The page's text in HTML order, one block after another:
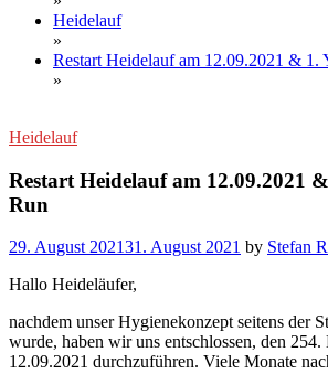
Heidelauf
»
Restart Heidelauf am 12.09.2021 & 1.
»
Heidelauf
Restart Heidelauf am 12.09.2021
Run
29. August 202131. August 2021 by Stefan
Hallo Heideläufer,
nachdem unser Hygienekonzept seitens der
wurde, haben wir uns entschlossen, den
12.09.2021 durchzuführen. Viele Monate